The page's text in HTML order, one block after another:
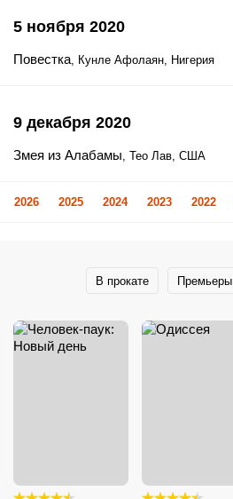
5 ноября 2020
Повестка, Кунле Афолаян, Нигерия
9 декабря 2020
Змея из Алабамы, Тео Лав, США
2026 2025 2024 2023 2022
В прокате Премьеры